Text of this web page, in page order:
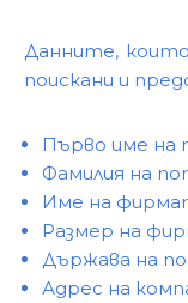
Данните,
поискани и
Първо име на
Фамилия на
Име на
Размер на
Държава на
Адрес на